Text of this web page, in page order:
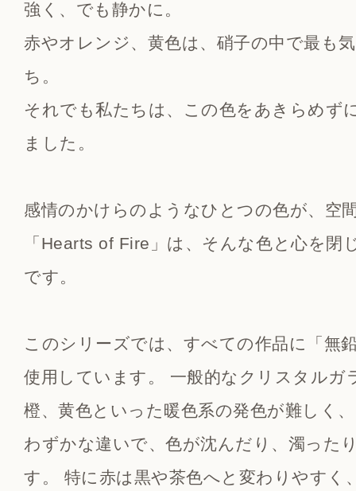
強く、でも静かに。
赤やオレンジ、黄色は、硝子の中で最も
ち。
それでも私たちは、この色をあきらめず
ました。
感情のかけらのようなひとつの色が、空
「Hearts of Fire」は、そんな色と心を閉
です。
このシリーズでは、すべての作品に「無
使用しています。 一般的なクリスタルガ
橙、黄色といった暖色系の発色が難しく
わずかな違いで、色が沈んだり、濁った
す。 特に赤は黒や茶色へと変わりやすく